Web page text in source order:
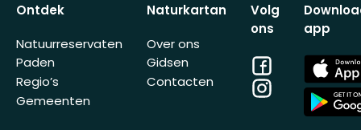
Ontdek
Natuurreservaten
Paden
Regio’s
Gemeenten
Naturkartan
Over ons
Gidsen
Contacten
Volg
ons
Facebook
Instagram
app
App
Store
App
Store